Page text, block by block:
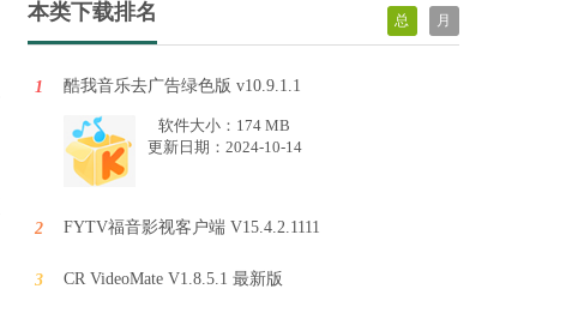
本类下载排名 总 月
1 酷我音乐去广告绿色版 v10.9.1.1
软件大小：174 MB
更新日期：2024-10-14
2 FYTV福音影视客户端 V15.4.2.1111
3 CR VideoMate V1.8.5.1 最新版